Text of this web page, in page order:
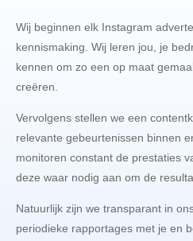
Wij beginnen elk Instagram
kennismaking. Wij leren jou, je
kennen om zo een op maat
creëren.
Vervolgens stellen we een
relevante gebeurtenissen binnen
monitoren constant de prestaties
deze waar nodig aan om de
Natuurlijk zijn we transparant in
periodieke rapportages met je en